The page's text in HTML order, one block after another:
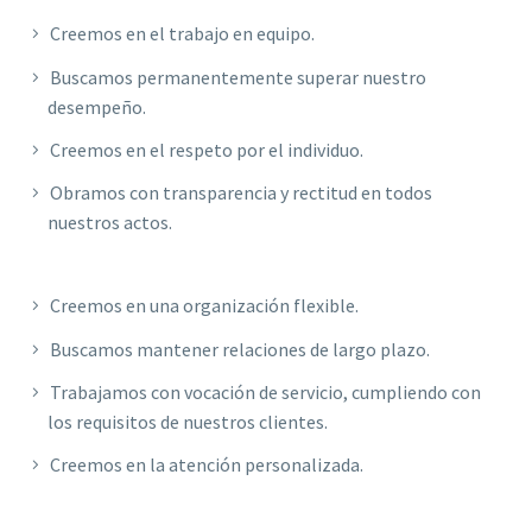
Creemos en el trabajo en equipo.
Buscamos permanentemente superar nuestro
desempeño.
Creemos en el respeto por el individuo.
Obramos con transparencia y rectitud en todos
nuestros actos.
Creemos en una organización flexible.
Buscamos mantener relaciones de largo plazo.
Trabajamos con vocación de servicio, cumpliendo con
los requisitos de nuestros clientes.
Creemos en la atención personalizada.